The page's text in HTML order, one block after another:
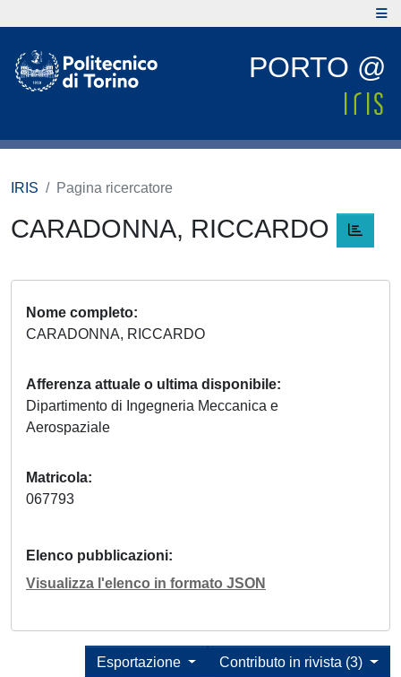
PORTO @
IRIS Pagina ricercatore
CARADONNA, RICCARDO
Nome completo
CARADONNA, RICCARDO
Afferenza attuale o ultima disponibile
Dipartimento di Ingegneria Meccanica e
Aerospaziale
Matricola
067793
Elenco pubblicazioni
Visualizza l'elenco in formato JSON
Contributo in rivista (3)
Esportazione